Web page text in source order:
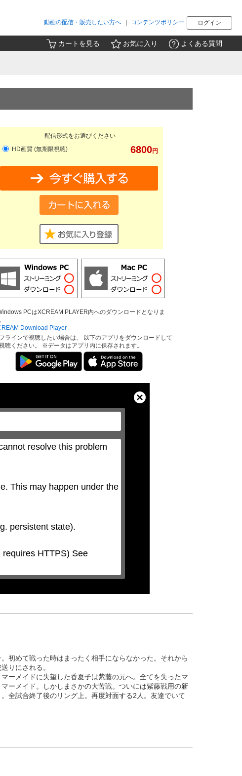
ログイン
コンテンツポリシー
動画の配信・販売したい方へ
カートを見る お気に入り よくある質問
配信形式をお選びください
6800円
HD画質 (無期限視聴)
PCはXCREAM PLAYER内へのダウンロードとなりま
Download Player
ラインで視聴したい場合は、 以下のアプリをダウンロードして
聴ください。 ※データはアプリ内に保存されます。
resolve this problem
This may happen under the
Close
Modal
Dialog
初めて戦った時はまったく相手にならなかった。それから
りにされる。
ーメイドに失望した香夏子は紫藤の元へ。全てを失ったマ
ーメイド。しかしまさかの大苦戦。ついには紫藤戦用の新
全試合終了後のリング上。再度対面する2人。友達でいて